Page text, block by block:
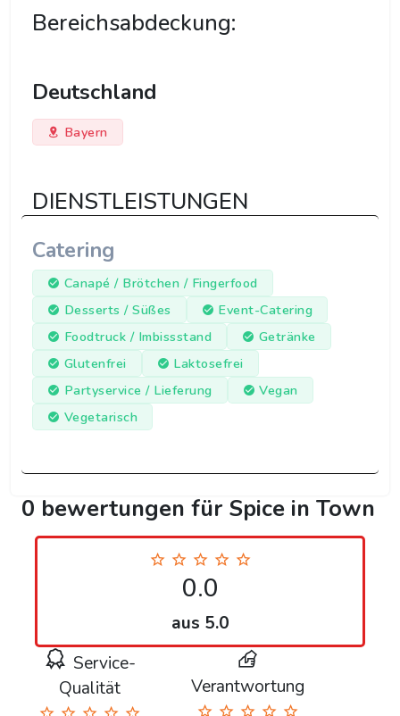
Bereichsabdeckung:
Deutschland
Bayern
DIENSTLEISTUNGEN
Catering
Canapé / Brötchen / Fingerfood
Desserts / Süßes
Event-Catering
Foodtruck / Imbissstand
Getränke
Glutenfrei
Laktosefrei
Partyservice / Lieferung
Vegan
Vegetarisch
0 bewertungen für Spice in Town
0.0
aus 5.0
Service-
Qualität
Verantwortung